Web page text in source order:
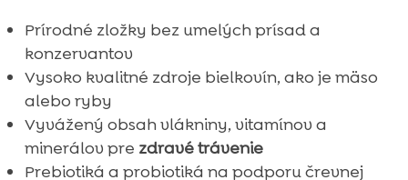
Prírodné zložky bez umelých prísad a
konzervantov
Vysoko kvalitné zdroje bielkovín, ako je mäso
alebo ryby
Vyvážený obsah vlákniny, vitamínov a
minerálov pre zdravé trávenie
Prebiotiká a probiotiká na podporu črevnej